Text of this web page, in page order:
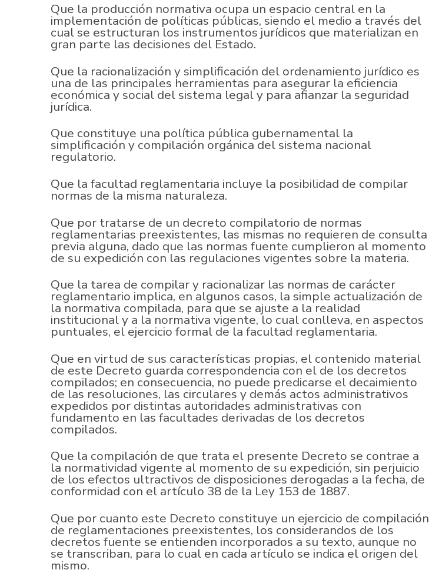
Que la producción normativa ocupa un espacio central en la
implementación de políticas públicas, siendo el medio a través del
cual se estructuran los instrumentos jurídicos que materializan en
gran parte las decisiones del Estado.
Que la racionalización y simplificación del ordenamiento jurídico es
una de las principales herramientas para asegurar la eficiencia
económica y social del sistema legal y para afianzar la seguridad
jurídica.
Que constituye una política pública gubernamental la
simplificación y compilación orgánica del sistema nacional
regulatorio.
Que la facultad reglamentaria incluye la posibilidad de compilar
normas de la misma naturaleza.
Que por tratarse de un decreto compilatorio de normas
reglamentarias preexistentes, las mismas no requieren de consulta
previa alguna, dado que las normas fuente cumplieron al momento
de su expedición con las regulaciones vigentes sobre la materia.
Que la tarea de compilar y racionalizar las normas de carácter
reglamentario implica, en algunos casos, la simple actualización de
la normativa compilada, para que se ajuste a la realidad
institucional y a la normativa vigente, lo cual conlleva, en aspectos
puntuales, el ejercicio formal de la facultad reglamentaria.
Que en virtud de sus características propias, el contenido material
de este Decreto guarda correspondencia con el de los decretos
compilados; en consecuencia, no puede predicarse el decaimiento
de las resoluciones, las circulares y demás actos administrativos
expedidos por distintas autoridades administrativas con
fundamento en las facultades derivadas de los decretos
compilados.
Que la compilación de que trata el presente Decreto se contrae a
la normatividad vigente al momento de su expedición, sin perjuicio
de los efectos ultractivos de disposiciones derogadas a la fecha, de
conformidad con el artículo 38 de la Ley 153 de 1887.
Que por cuanto este Decreto constituye un ejercicio de compilación
de reglamentaciones preexistentes, los considerandos de los
decretos fuente se entienden incorporados a su texto, aunque no
se transcriban, para lo cual en cada artículo se indica el origen del
mismo.